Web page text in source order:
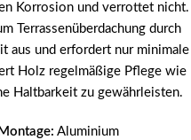
Korrosion und verrottet nicht.
Terrassenüberdachung durch
aus und erfordert nur minimale
Holz regelmäßige Pflege wie
Haltbarkeit zu gewährleisten.
Aluminium